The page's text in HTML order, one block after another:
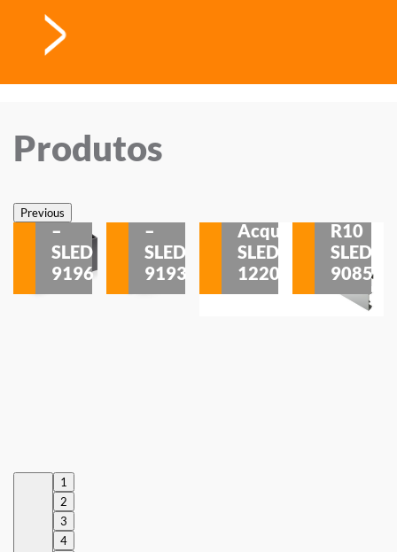
Produtos
PreviousSobrepor
–
SLED
9196
–
SLED
9193
Acqua
SLED
1220
R10
SLED
9085
1
2
3
4